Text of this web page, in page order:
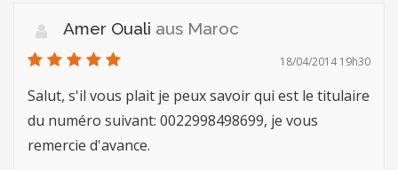
Amer Ouali aus Maroc
18/04/2014 19h30
Salut, s'il vous plait je peux savoir qui est le titulaire
du numéro suivant: 0022998498699, je vous
remercie d'avance.